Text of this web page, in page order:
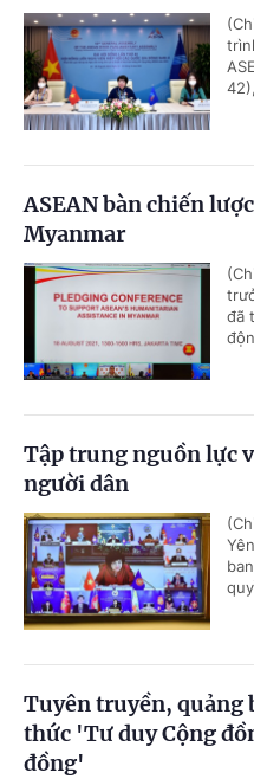
ASEAN bàn chiến
Myanmar
đã
Tập trung nguồn lực
người dân
Tuyên truyền, quảng
thức 'Tư duy Cộng
đồng'